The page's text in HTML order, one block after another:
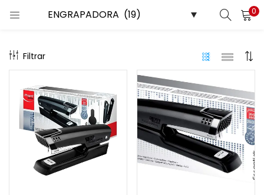
0
ENTRAR REGISTRARSE
Introduce tu nombre de usuario y contraseña para iniciar
sesión.
Recuérdame
Filtrar